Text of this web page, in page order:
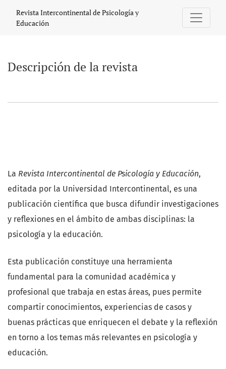
Descripción de la revista
Revista Intercontinental de Psicología y
Educación
Descripción de la revista
La Revista Intercontinental de Psicología y Educación,
editada por la Universidad Intercontinental, es una
publicación científica que busca difundir investigaciones
y reflexiones en el ámbito de ambas disciplinas: la
psicología y la educación.
Esta publicación constituye una herramienta
fundamental para la comunidad académica y
profesional que trabaja en estas áreas, pues permite
compartir conocimientos, experiencias de casos y
buenas prácticas que enriquecen el debate y la reflexión
en torno a los temas más relevantes en psicología y
educación.